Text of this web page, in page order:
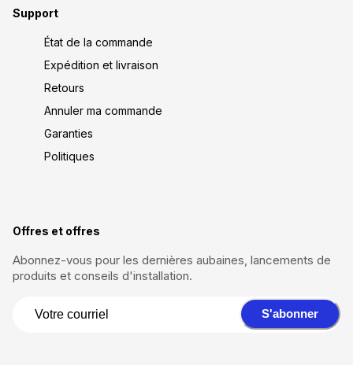
Support
État de la commande
Expédition et livraison
Retours
Annuler ma commande
Garanties
Politiques
Offres et offres
Abonnez-vous pour les dernières aubaines, lancements de
produits et conseils d'installation.
S'abonner